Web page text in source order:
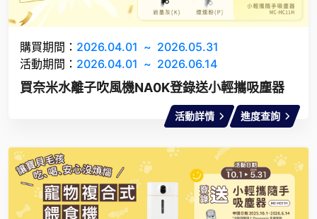
購買期間： 2026.04.01 ~ 2026.05.31
活動期間： 2026.04.01 ~ 2026.06.14
買奈米水離子吹風機NA0K登錄送小輕攜吸塵器
活動詳情 進度查詢